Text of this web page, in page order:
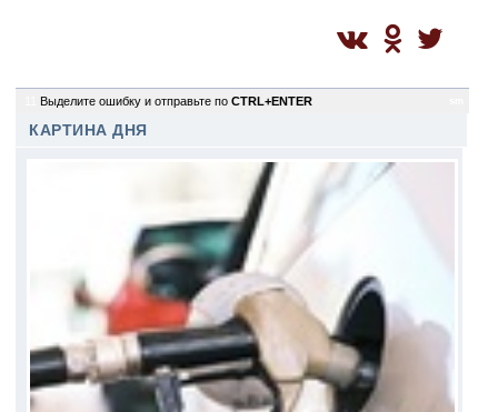
Выделите ошибку и отправьте по CTRL+ENTER
КАРТИНА ДНЯ